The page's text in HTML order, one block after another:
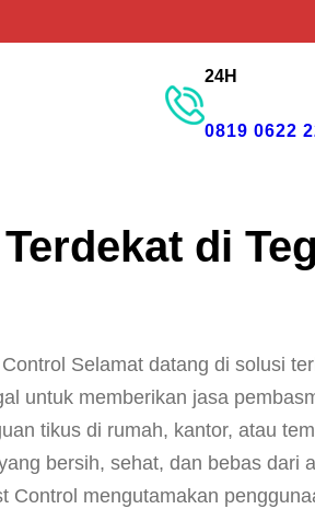
24H
0819 0622
di
Selamat datang di solusi
untuk memberikan jasa
tikus di rumah, kantor, atau
bersih, sehat, dan bebas dari
Control mengutamakan